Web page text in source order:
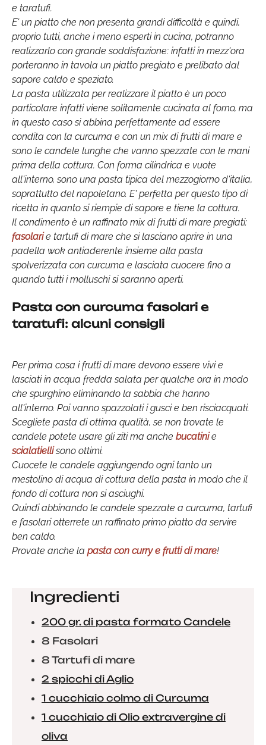
e taratufi.
E' un piatto che non presenta grandi difficoltà e quindi,
proprio tutti, anche i meno esperti in cucina, potranno
realizzarlo con grande soddisfazione: infatti in mezz'ora
porteranno in tavola un piatto pregiato e prelibato dal
sapore caldo e speziato.
La pasta utilizzata per realizzare il piatto è un poco
particolare infatti viene solitamente cucinata al forno, ma
in questo caso si abbina perfettamente ad essere
condita con la curcuma e con un mix di frutti di mare e
sono le candele lunghe che vanno spezzate con le mani
prima della cottura. Con forma cilindrica e vuote
all'interno, sono una pasta tipica del mezzogiorno d'italia,
soprattutto del napoletano. E' perfetta per questo tipo di
ricetta in quanto si riempie di sapore e tiene la cottura.
Il condimento è un raffinato mix di frutti di mare pregiati:
fasolarie tartufi di mare che si lasciano aprire in una
padella wok antiaderente insieme alla pasta
spolverizzata con curcuma e lasciata cuocere fino a
quando tutti i molluschi si saranno aperti.
Pasta con curcuma fasolari e
taratufi: alcuni consigli
Per prima cosa i frutti di mare devono essere vivi e
lasciati in acqua fredda salata per qualche ora in modo
che spurghino eliminando la sabbia che hanno
all'interno. Poi vanno spazzolati i gusci e ben risciacquati.
Scegliete pasta di ottima qualità, se non trovate le
candele potete usare gli ziti ma anche bucatinie
scialatiellisono ottimi.
Cuocete le candele aggiungendo ogni tanto un
mestolino di acqua di cottura della pasta in modo che il
fondo di cottura non si asciughi.
Quindi abbinando le candele spezzate a curcuma, tartufi
e fasolari otterrete un raffinato primo piatto da servire
ben caldo.
Provate anche la pasta con curry e frutti di mare!
Ingredienti
200 gr. di pasta formato Candele
8 Fasolari
8 Tartufi di mare
2 spicchi di Aglio
1 cucchiaio colmo di Curcuma
1 cucchiaio di Olio extravergine di
oliva